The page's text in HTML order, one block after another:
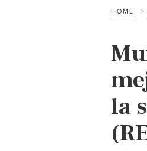
HOME
la